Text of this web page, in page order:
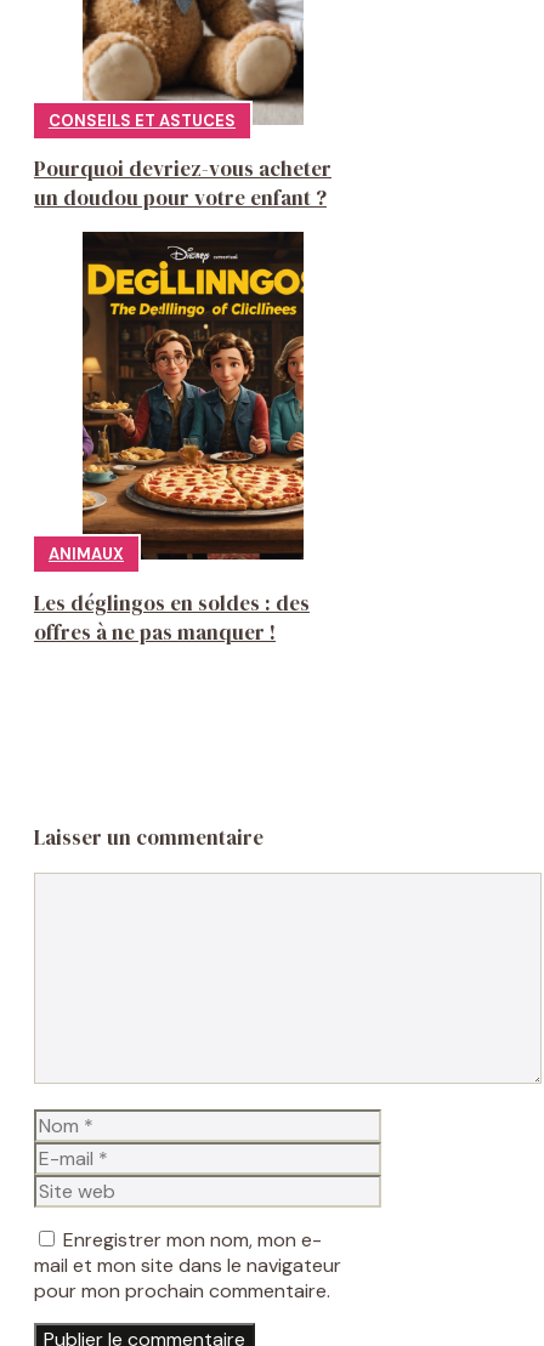
CONSEILS ET ASTUCES
Pourquoi devriez-vous acheter
un doudou pour votre enfant ?
ANIMAUX
Les déglingos en soldes : des
offres à ne pas manquer !
Laisser un commentaire
Nom
E-
mail
Site
web
Enregistrer mon nom, mon e-
mail et mon site dans le navigateur
pour mon prochain commentaire.